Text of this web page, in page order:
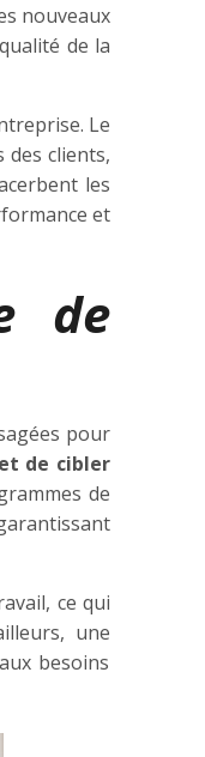
nouveaux
de la
Le
des clients,
les
et
de
pour
de cibler
de
ce qui
une
besoins